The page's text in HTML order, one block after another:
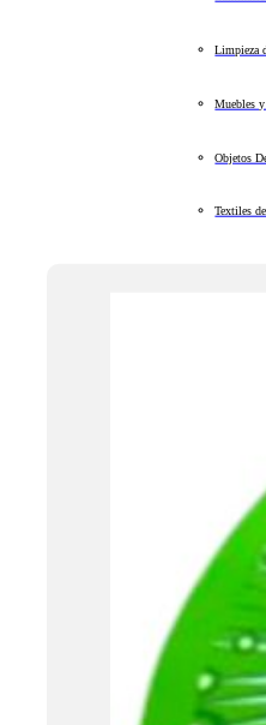
Limpieza
Muebles
Objetos
Textiles